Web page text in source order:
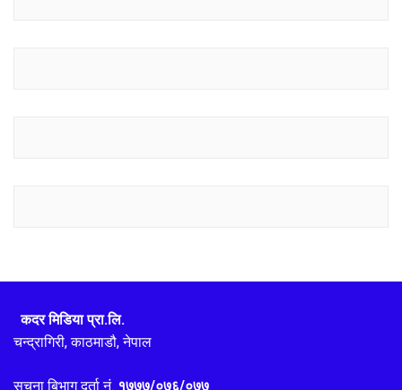
कदर मिडिया प्रा.लि.
चन्द्रागिरी, काठमाडौ, नेपाल
सुचना बिभाग दर्ता नं. १७७७/०७६/०७७